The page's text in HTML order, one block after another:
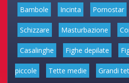
Bambole Incinta Pornostar
Schizzare Masturbazione
Casalinghe Fighe depilate
piccole Tette medie Grandi